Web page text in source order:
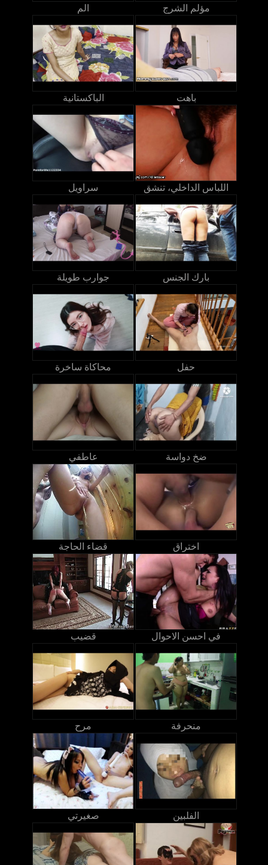
الم مؤلم الشرج
الباكستانية باهت
سراويل اللباس الداخلي، تنشق
جوارب طويلة بارك الجنس
محاكاة ساخرة حفل
عاطفي ضخ دواسة
قضاء الحاجة اختراق
قضيب في احسن الاحوال
مرح منحرفة
صغيرتي الفلبين